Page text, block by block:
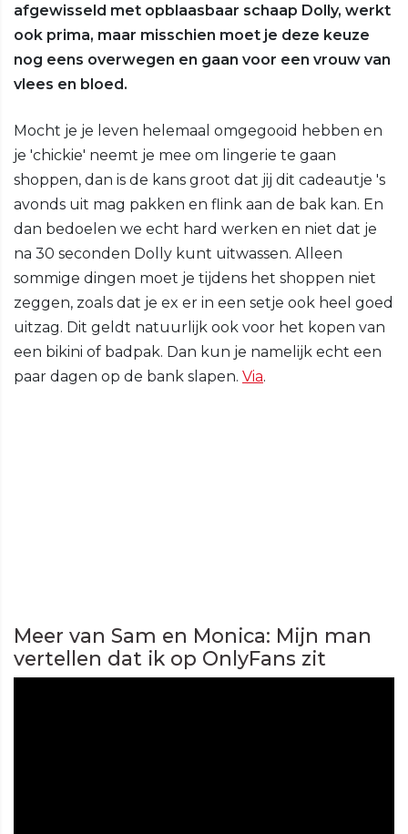
afgewisseld met opblaasbaar schaap Dolly, werkt
ook prima, maar misschien moet je deze keuze
nog eens overwegen en gaan voor een vrouw van
vlees en bloed.
Mocht je je leven helemaal omgegooid hebben en
je 'chickie' neemt je mee om lingerie te gaan
shoppen, dan is de kans groot dat jij dit cadeautje 's
avonds uit mag pakken en flink aan de bak kan. En
dan bedoelen we echt hard werken en niet dat je
na 30 seconden Dolly kunt uitwassen. Alleen
sommige dingen moet je tijdens het shoppen niet
zeggen, zoals dat je ex er in een setje ook heel goed
uitzag. Dit geldt natuurlijk ook voor het kopen van
een bikini of badpak. Dan kun je namelijk echt een
paar dagen op de bank slapen. Via.
Meer van Sam en Monica: Mijn man
vertellen dat ik op OnlyFans zit